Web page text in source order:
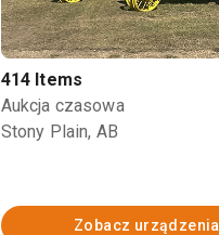
414 Items
Aukcja czasowa
Stony Plain, AB
Zobacz urządzenia